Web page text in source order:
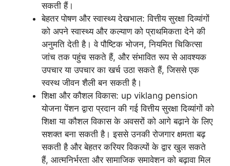
सकती हैं।
बेहतर पोषण और स्वास्थ्य देखभाल: वित्तीय सुरक्षा दिव्यांगों
को अपने स्वास्थ्य और कल्याण को प्राथमिकता देने की
अनुमति देती है। वे पौष्टिक भोजन, नियमित चिकित्सा
जांच तक पहुंच सकते हैं, और संभावित रूप से आवश्यक
उपचार या उपचार का खर्च उठा सकते हैं, जिससे एक
स्वस्थ जीवन शैली बन सकती है।
शिक्षा और कौशल विकास: up viklang pension
योजना पेंशन द्वारा प्रदान की गई वित्तीय सुरक्षा दिव्यांगों को
शिक्षा या कौशल विकास के अवसरों को आगे बढ़ाने के लिए
सशक्त बना सकती है। इससे उनकी रोजगार क्षमता बढ़
सकती है और बेहतर करियर विकल्पों के द्वार खुल सकते
हैं, आत्मनिर्भरता और सामाजिक समावेशन को बढ़ावा मिल